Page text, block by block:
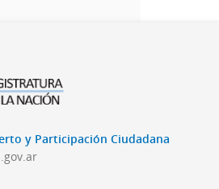
y Participación Ciudadana